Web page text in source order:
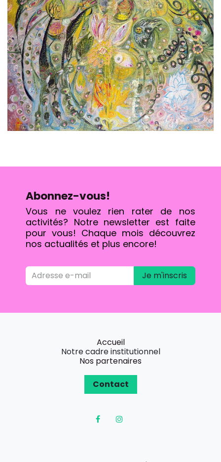
Abonnez-vous!
Vous ne voulez rien rater de nos
activités? Notre newsletter est faite
pour vous! Chaque mois découvrez
nos actualités et plus encore!
Je m'inscris
Accueil
Notre cadre institutionnel
Nos partenaires
Contact